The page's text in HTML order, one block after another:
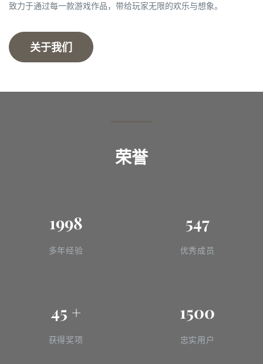
致力于通过每一款游戏作品，带给玩家无限的欢乐与想象。
关于我们
荣誉
1998
多年经验
547
优秀成员
45 +
获得奖项
1500
忠实用户